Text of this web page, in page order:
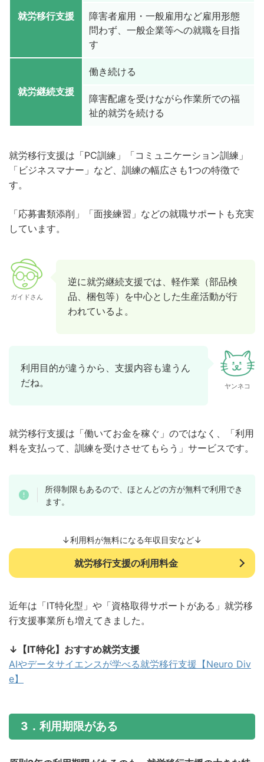
就労移行支援
障害者雇用・一般雇用など雇用形態
問わず、一般企業等への就職を目指
す
就労継続支援
働き続ける
障害配慮を受けながら作業所での福
祉的就労を続ける
就労移行支援は「PC訓練」「コミュニケーション訓練」
「ビジネスマナー」など、訓練の幅広さも1つの特徴で
す。
「応募書類添削」「面接練習」などの就職サポートも充実
しています。
ガイドさん
逆に就労継続支援では、軽作業（部品検
品、梱包等）を中心とした生産活動が行
われているよ。
利用目的が違うから、支援内容も違うん
だね。
ヤンネコ
就労移行支援は「働いてお金を稼ぐ」のではなく、「利用
料を支払って、訓練を受けさせてもらう」サービスです。
所得制限もあるので、ほとんどの方が無料で利用でき
ます。
↓利用料が無料になる年収目安など↓
就労移行支援の利用料金
近年は「IT特化型」や「資格取得サポートがある」就労移
行支援事業所も増えてきました。
↓【IT特化】おすすめ就労支援
AIやデータサイエンスが学べる就労移行支援【Neuro Div
e】
3．利用期限がある